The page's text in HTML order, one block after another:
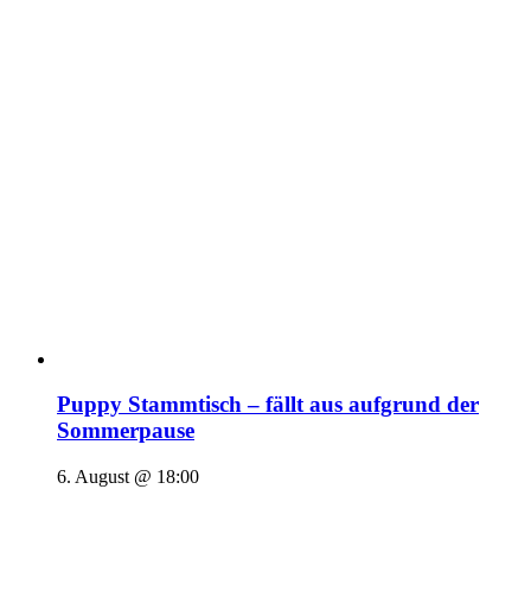
Puppy Stammtisch – fällt aus aufgrund der
Sommerpause
6. August @ 18:00